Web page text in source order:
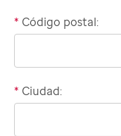
* Código postal:
* Ciudad: